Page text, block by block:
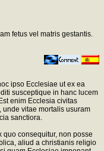
fetus vel matris gestantis.
ipso Ecclesiae ut ex ea
susceptique in hanc lucem
enim Ecclesia civitas
vitae mortalis usuram
sanctiora.
consequitur, non posse
aliud a christianis religio